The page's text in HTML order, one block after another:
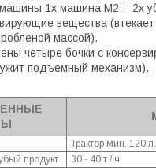
1x машина M2 = 2x
вещества
массой).
четыре бочки с
подъемный механизм).
Трактор мин. 120
продукт
30 - 40 т / ч